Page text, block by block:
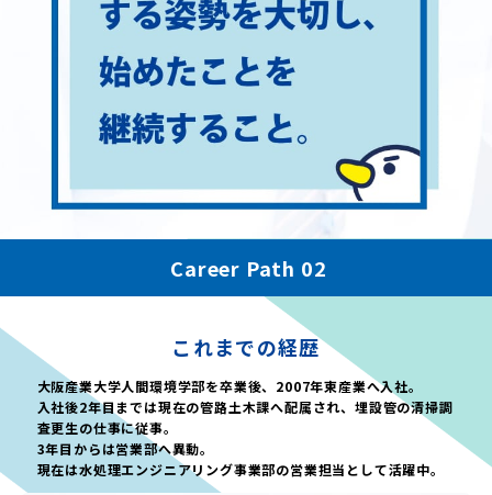
Career Path 02
これまでの経歴
大阪産業大学人間環境学部を卒業後、2007年東産業へ入社。
入社後2年目までは現在の管路土木課へ配属され、埋設管の清掃調
査更生の仕事に従事。
3年目からは営業部へ異動。
現在は水処理エンジニアリング事業部の営業担当として活躍中。